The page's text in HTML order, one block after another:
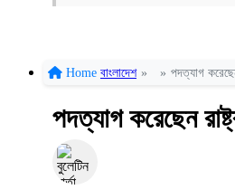
Home বাংলাদেশ » » পদত্যাগ করেছেন
পদত্যাগ করেছেন